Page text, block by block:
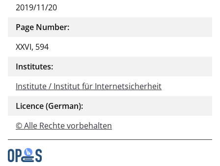
2019/11/20
Page Number:
XXVI, 594
Institutes:
Institute / Institut für Internetsicherheit
Licence (German):
© Alle Rechte vorbehalten